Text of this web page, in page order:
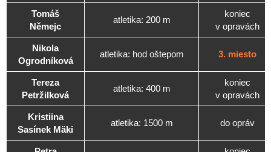
Tomáš
Němejc
atletika: 200 m
koniec
v opravách
Nikola
Ogrodníková
atletika: hod oštepom 3. miesto
Tereza
Petržilková
atletika: 400 m
koniec
v opravách
Kristiina
Sasínek Mäki
atletika: 1500 m do opráv